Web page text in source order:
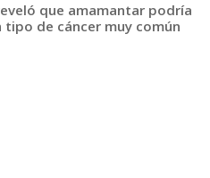
que amamantar podría
de cáncer muy común